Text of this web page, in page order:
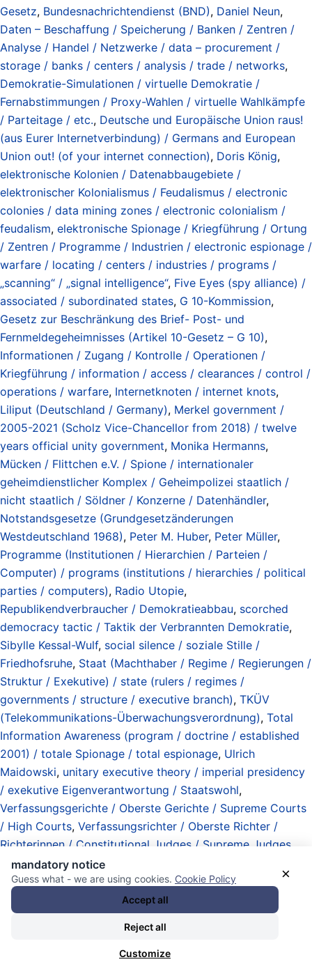
Gesetz, Bundesnachrichtendienst (BND), Daniel Neun,
Daten – Beschaffung / Speicherung / Banken / Zentren /
Analyse / Handel / Netzwerke / data – procurement /
storage / banks / centers / analysis / trade / networks,
Demokratie-Simulationen / virtuelle Demokratie /
Fernabstimmungen / Proxy-Wahlen / virtuelle Wahlkämpfe
/ Parteitage / etc., Deutsche und Europäische Union raus!
(aus Eurer Internetverbindung) / Germans and European
Union out! (of your internet connection), Doris König,
elektronische Kolonien / Datenabbaugebiete /
elektronischer Kolonialismus / Feudalismus / electronic
colonies / data mining zones / electronic colonialism /
feudalism, elektronische Spionage / Kriegführung / Ortung
/ Zentren / Programme / Industrien / electronic espionage /
warfare / locating / centers / industries / programs /
„scanning“ / „signal intelligence“, Five Eyes (spy alliance) /
associated / subordinated states, G 10-Kommission,
Gesetz zur Beschränkung des Brief- Post- und
Fernmeldegeheimnisses (Artikel 10-Gesetz – G 10),
Informationen / Zugang / Kontrolle / Operationen /
Kriegführung / information / access / clearances / control /
operations / warfare, Internetknoten / internet knots,
Liliput (Deutschland / Germany), Merkel government /
2005-2021 (Scholz Vice-Chancellor from 2018) / twelve
years official unity government, Monika Hermanns,
Mücken / Flittchen e.V. / Spione / internationaler
geheimdienstlicher Komplex / Geheimpolizei staatlich /
nicht staatlich / Söldner / Konzerne / Datenhändler,
Notstandsgesetze (Grundgesetzänderungen
Westdeutschland 1968), Peter M. Huber, Peter Müller,
Programme (Institutionen / Hierarchien / Parteien /
Computer) / programs (institutions / hierarchies / political
parties / computers), Radio Utopie,
Republikendverbraucher / Demokratieabbau, scorched
democracy tactic / Taktik der Verbrannten Demokratie,
Sibylle Kessal-Wulf, social silence / soziale Stille /
Friedhofsruhe, Staat (Machthaber / Regime / Regierungen /
Struktur / Exekutive) / state (rulers / regimes /
governments / structure / executive branch), TKÜV
(Telekommunikations-Überwachungsverordnung), Total
Information Awareness (program / doctrine / established
2001) / totale Spionage / total espionage, Ulrich
Maidowski, unitary executive theory / imperial presidency
/ exekutive Eigenverantwortung / Staatswohl,
Verfassungsgerichte / Oberste Gerichte / Supreme Courts
/ High Courts, Verfassungsrichter / Oberste Richter /
Richterinnen / Constitutional Judges / Supreme Judges
Westdeutschland / West Germany
internet (screened plebs-class internet of today / invented
by Tim Berners-Lee at CERN and gifted to the world in
1993), undzombie parliaments / Zombie-Parlamente
03.02.2026 - 22:21 [ SRF Dokus & Reportage / Youtube ]
×
mandatory notice
Guess what - we are using cookies. Cookie Policy
Accept all
Reject all
Customize